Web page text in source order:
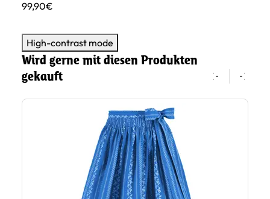
99,90€
High-contrast mode
Wird gerne mit diesen Produkten
gekauft